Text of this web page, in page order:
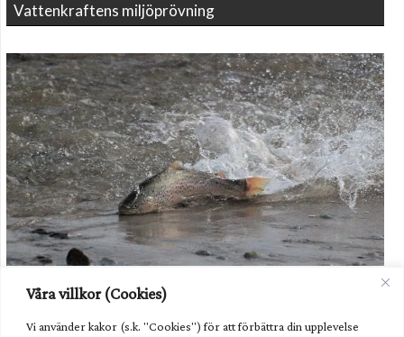
Våra villkor (Cookies)
Vi använder kakor (s.k. "Cookies") för att förbättra din upplevelse
Vattenkraftens miljöprövning
odling av utsättning. Foto: Havs- och vattenmyndigheten.
Unik fisk behöver fortsatt hjälp